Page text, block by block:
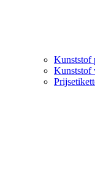
Kunststof
Kunststof